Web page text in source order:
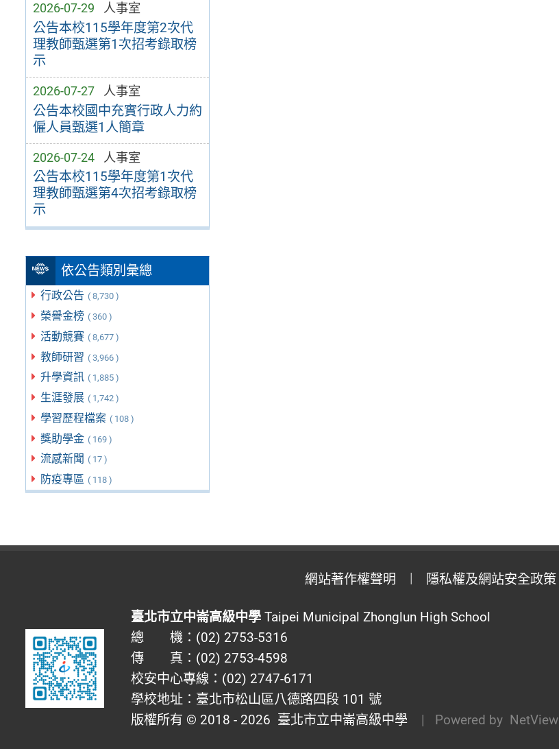
2026-07-29 人事室
公告本校115學年度第2次代
理教師甄選第1次招考錄取榜
示
2026-07-27 人事室
公告本校國中充實行政人力約
僱人員甄選1人簡章
2026-07-24 人事室
公告本校115學年度第1次代
理教師甄選第4次招考錄取榜
示
依公告類別彙總
行政公告 ( 8,730 )
榮譽金榜 ( 360 )
活動競賽 ( 8,677 )
教師研習 ( 3,966 )
升學資訊 ( 1,885 )
生涯發展 ( 1,742 )
學習歷程檔案 ( 108 )
獎助學金 ( 169 )
流感新聞 ( 17 )
防疫專區 ( 118 )
網站著作權聲明 隱私權及網站安全政策
臺北市立中崙高級中學Taipei Municipal Zhonglun High School
總 機：(02) 2753-5316
傳 真：(02) 2753-4598
校安中心專線：(02) 2747-6171
學校地址：臺北市松山區八德路四段 101 號
版權所有 © 2018 - 2026 臺北市立中崙高級中學 | Powered by NetView